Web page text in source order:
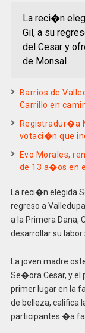
La reci�n
Gil, a su
del Cesar y
de Monsal
Barrios de
Carrillo en
Registradur�a
votaci�n que
Evo Morales,
de 13 a�os en
La reci�n elegida
regreso a
a la Primera Dana,
desarrollar su labor
La joven madre
Se�ora Cesar, y el
primer lugar en la
de belleza, califica
participantes �a